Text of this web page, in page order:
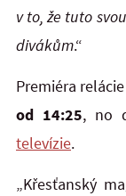
v to, že tuto
divákům.“
Premiéra
od 14:25, no
televízie.
„Křesťanský